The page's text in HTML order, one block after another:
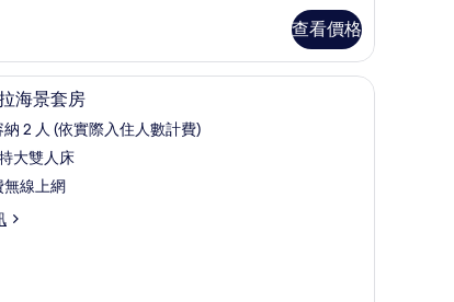
查看價格
低過敏寢具、羽絨被、迷你吧、客房內保險箱
海景套房
納 2 人 (依實際入住人數計費)
大雙人床
無線上網